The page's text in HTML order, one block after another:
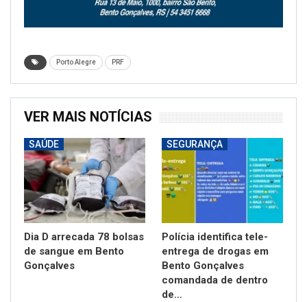
Porto Alegre PRF
VER MAIS NOTÍCIAS
SAÚDE
Dia D arrecada 78 bolsas
de sangue em Bento
Gonçalves
SEGURANÇA
Polícia identifica tele-
entrega de drogas em
Bento Gonçalves
comandada de dentro
de…